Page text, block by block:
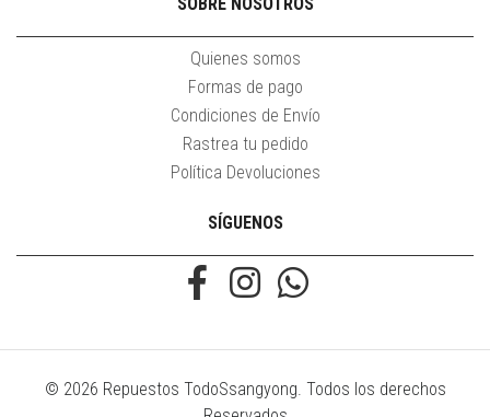
Quienes somos
Formas de pago
Condiciones de Envío
Rastrea tu pedido
Política Devoluciones
SÍGUENOS
© 2026 Repuestos TodoSsangyong. Todos los derechos